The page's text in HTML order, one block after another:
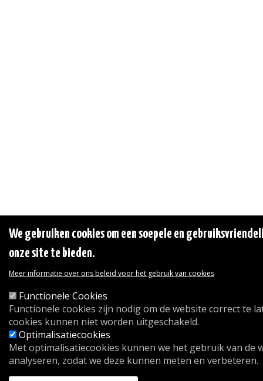
We gebruiken cookies om een soepele en
onze site te bieden.
Meer informatie over ons beleid voor het gebruik van cookies
Functionele Cookies
Functionele cookies zijn nodig om de website correct te
cookies kunnen niet worden uitgeschakeld.
Optimalisatiecookies
Met optimalisatiecookies kunnen we het gebruik van de
analyseren, zodat we deze kunnen meten en verbeteren.